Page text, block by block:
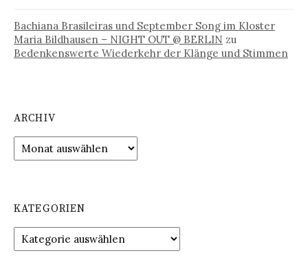
Bachiana Brasileiras und September Song im Kloster
Maria Bildhausen – NIGHT OUT @ BERLIN zu
Bedenkenswerte Wiederkehr der Klänge und Stimmen
ARCHIV
Archiv
KATEGORIEN
Kategorien